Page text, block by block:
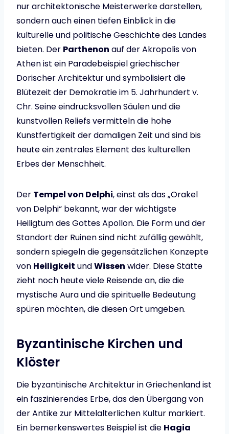
nur architektonische Meisterwerke darstellen,
sondern auch einen tiefen Einblick in die
kulturelle und politische Geschichte des Landes
bieten. Der Parthenon auf der Akropolis von
Athen ist ein Paradebeispiel griechischer
Dorischer Architektur und symbolisiert die
Blütezeit der Demokratie im 5. Jahrhundert v.
Chr. Seine eindrucksvollen Säulen und die
kunstvollen Reliefs vermitteln die hohe
Kunstfertigkeit der damaligen Zeit und sind bis
heute ein zentrales Element des kulturellen
Erbes der Menschheit.
Der Tempel von Delphi, einst als das „Orakel
von Delphi“ bekannt, war der wichtigste
Heiligtum des Gottes Apollon. Die Form und der
Standort der Ruinen sind nicht zufällig gewählt,
sondern spiegeln die gegensätzlichen Konzepte
von Heiligkeit undWissen wider. Diese Stätte
zieht noch heute viele Reisende an, die die
mystische Aura und die spirituelle Bedeutung
spüren möchten, die diesen Ort umgeben.
Byzantinische Kirchen und
Klöster
Die byzantinische Architektur in Griechenland ist
ein faszinierendes Erbe, das den Übergang von
der Antike zur Mittelalterlichen Kultur markiert.
Ein bemerkenswertes Beispiel ist die Hagia